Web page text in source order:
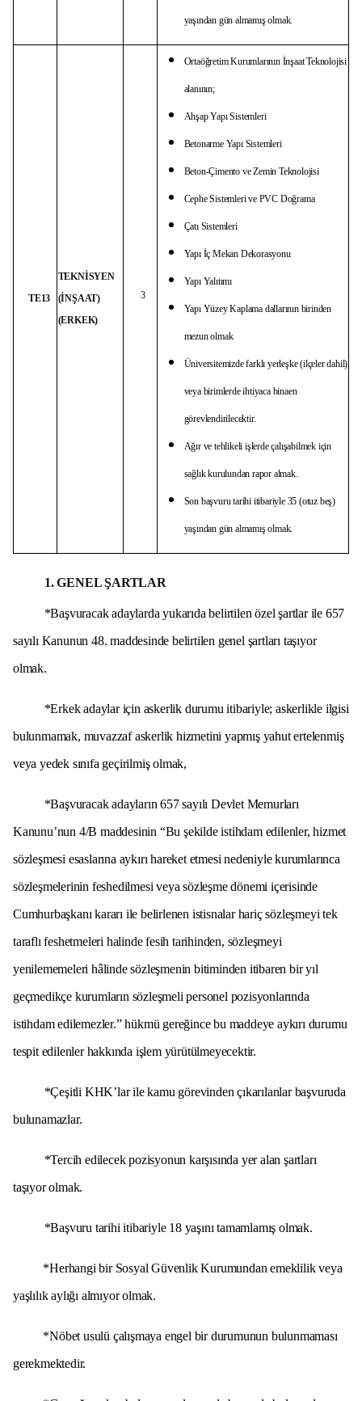
yaşından gün almamış olmak.
TE13
TEKNİSYEN
(İNŞAAT)
(ERKEK)
3
Ortaöğretim Kurumlarının İnşaat Teknolojisi
alanının;
Ahşap Yapı Sistemleri
Betonarme Yapı Sistemleri
Beton-Çimento ve Zemin Teknolojisi
Cephe Sistemleri ve PVC Doğrama
Çatı Sistemleri
Yapı İç Mekan Dekorasyonu
Yapı Yalıtımı
Yapı Yüzey Kaplama dallarının birinden
mezun olmak
Üniversitemizde farklı yerleşke (ilçeler dahil)
veya birimlerde ihtiyaca binaen
görevlendirilecektir.
Ağır ve tehlikeli işlerde çalışabilmek için
sağlık kurulundan rapor almak.
Son başvuru tarihi itibariyle 35 (otuz beş)
yaşından gün almamış olmak.
1. GENEL ŞARTLAR
*Başvuracak adaylarda yukarıda belirtilen özel şartlar ile 657
sayılı Kanunun 48. maddesinde belirtilen genel şartları taşıyor
olmak.
*Erkek adaylar için askerlik durumu itibariyle; askerlikle ilgisi
bulunmamak, muvazzaf askerlik hizmetini yapmış yahut ertelenmiş
veya yedek sınıfa geçirilmiş olmak,
*Başvuracak adayların 657 sayılı Devlet Memurları
Kanunu’nun 4/B maddesinin “Bu şekilde istihdam edilenler, hizmet
sözleşmesi esaslarına aykırı hareket etmesi nedeniyle kurumlarınca
sözleşmelerinin feshedilmesi veya sözleşme dönemi içerisinde
Cumhurbaşkanı kararı ile belirlenen istisnalar hariç sözleşmeyi tek
taraflı feshetmeleri halinde fesih tarihinden, sözleşmeyi
yenilememeleri hâlinde sözleşmenin bitiminden itibaren bir yıl
geçmedikçe kurumların sözleşmeli personel pozisyonlarında
istihdam edilemezler.” hükmü gereğince bu maddeye aykırı durumu
tespit edilenler hakkında işlem yürütülmeyecektir.
*Çeşitli KHK’lar ile kamu görevinden çıkarılanlar başvuruda
bulunamazlar.
*Tercih edilecek pozisyonun karşısında yer alan şartları
taşıyor olmak.
*Başvuru tarihi itibariyle 18 yaşını tamamlamış olmak.
*Herhangi bir Sosyal Güvenlik Kurumundan emeklilik veya
yaşlılık aylığı almıyor olmak.
*Nöbet usulü çalışmaya engel bir durumunun bulunmaması
gerekmektedir.